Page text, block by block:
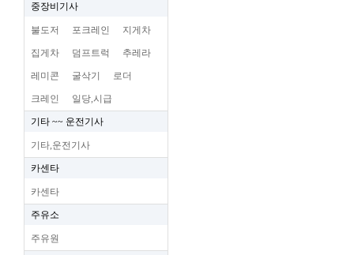
중장비기사
불도저 포크레인 지게차
집게차 덤프트럭 추레라
레미콘 굴삭기 로더
크레인 일당,시급
기타 ~~ 운전기사
기타,운전기사
카센타
카센타
주유소
주유원